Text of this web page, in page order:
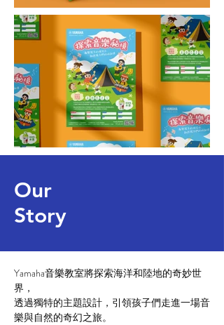
Our
Story
Yamaha音樂教室將探索海洋和陸地的奇妙世
界，
透過獨特的主題設計，引領孩子們走進一場音
樂與自然的奇幻之旅。